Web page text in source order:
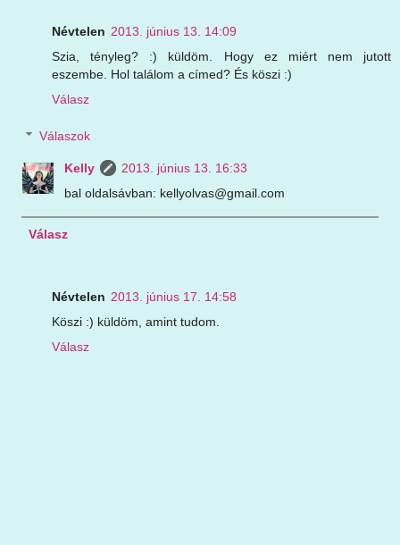
Névtelen 2013. június 13. 14:09
Szia, tényleg? :) küldöm. Hogy ez miért nem jutott
eszembe. Hol találom a címed? És köszi :)
Válasz
Válaszok
Kelly
2013. június 13. 16:33
bal oldalsávban: kellyolvas@gmail.com
Válasz
Névtelen 2013. június 17. 14:58
Köszi :) küldöm, amint tudom.
Válasz